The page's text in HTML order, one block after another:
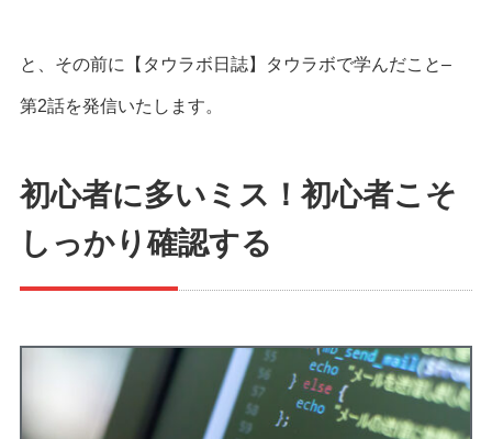
と、その前に【タウラボ日誌】タウラボで学んだこと–
第2話を発信いたします。
初心者に多いミス！初心者こそ
しっかり確認する